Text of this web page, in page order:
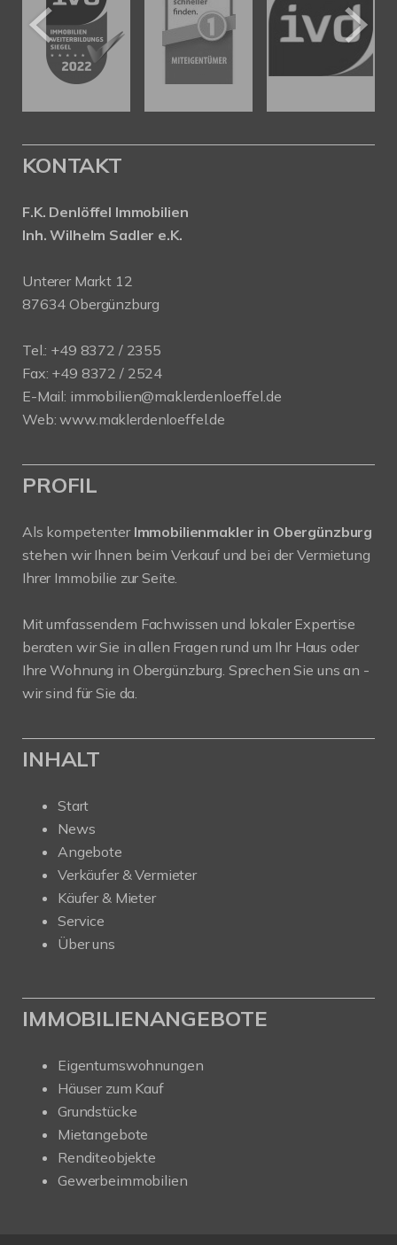
KONTAKT
F.K. Denlöffel Immobilien
Inh. Wilhelm Sadler e.K.
Unterer Markt 12
87634 Obergünzburg
Tel.: +49 8372 / 2355
Fax: +49 8372 / 2524
E-Mail: immobilien@maklerdenloeffel.de
Web:www.maklerdenloeffel.de
PROFIL
Als kompetenter Immobilienmakler in Obergünzburg
stehen wir Ihnen beim Verkauf und bei der Vermietung
Ihrer Immobilie zur Seite.
Mit umfassendem Fachwissen und lokaler Expertise
beraten wir Sie in allen Fragen rund um Ihr Haus oder
Ihre Wohnung in Obergünzburg. Sprechen Sie uns an -
wir sind für Sie da.
INHALT
Start
News
Angebote
Verkäufer & Vermieter
Käufer & Mieter
Service
Über uns
IMMOBILIENANGEBOTE
Eigentumswohnungen
Häuser zum Kauf
Grundstücke
Mietangebote
Renditeobjekte
Gewerbeimmobilien